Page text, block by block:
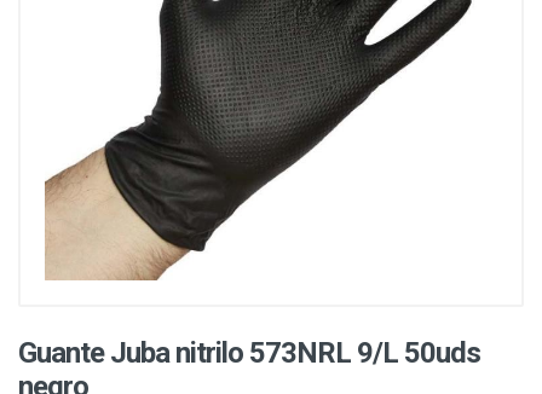
Guante Juba nitrilo 573NRL 9/L 50uds
negro